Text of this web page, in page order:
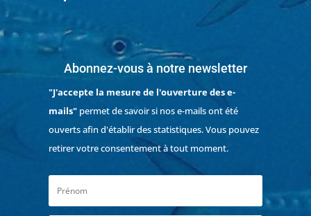
Abonnez-vous à notre newsletter
"J'accepte la mesure de l'ouverture des e-
mails"permet de savoir si nos e-mails ont été
ouverts afin d'établir des statistiques. Vous pouvez
retirer votre consentement à tout moment.